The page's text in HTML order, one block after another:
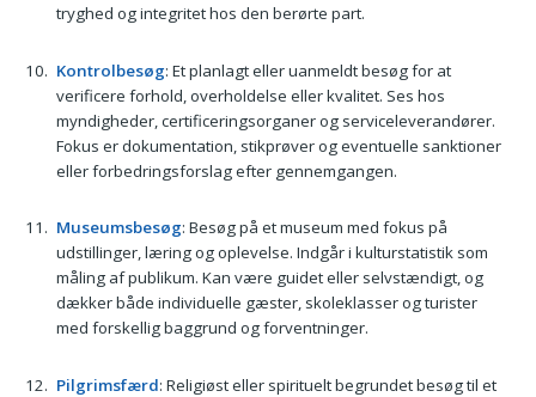
tryghed og integritet hos den berørte part.
Kontrolbesøg: Et planlagt eller uanmeldt besøg for at
verificere forhold, overholdelse eller kvalitet. Ses hos
myndigheder, certificeringsorganer og serviceleverandører.
Fokus er dokumentation, stikprøver og eventuelle sanktioner
eller forbedringsforslag efter gennemgangen.
Museumsbesøg: Besøg på et museum med fokus på
udstillinger, læring og oplevelse. Indgår i kulturstatistik som
måling af publikum. Kan være guidet eller selvstændigt, og
dækker både individuelle gæster, skoleklasser og turister
med forskellig baggrund og forventninger.
Pilgrimsfærd: Religiøst eller spirituelt begrundet besøg til et